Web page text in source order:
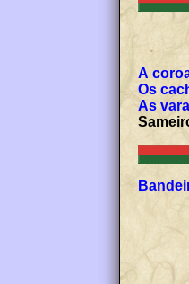
A
Os
As